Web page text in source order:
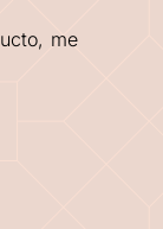
me